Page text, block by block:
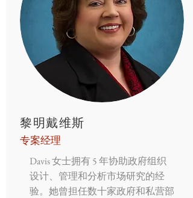
黎明戴维斯
专案经理
Davis 女士拥有 5 年协助政府组织
设计、管理和分析市场研究的经
验。她曾担任数十家政府和私营部